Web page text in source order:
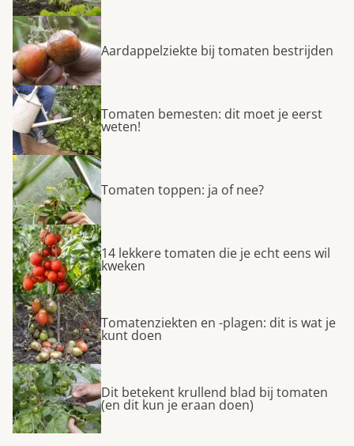
Aardappelziekte bij tomaten bestrijden
Tomaten bemesten: dit moet je eerst
weten!
Tomaten toppen: ja of nee?
14 lekkere tomaten die je echt eens wil
kweken
Tomatenziekten en -plagen: dit is wat je
kunt doen
Dit betekent krullend blad bij tomaten
(en dit kun je eraan doen)